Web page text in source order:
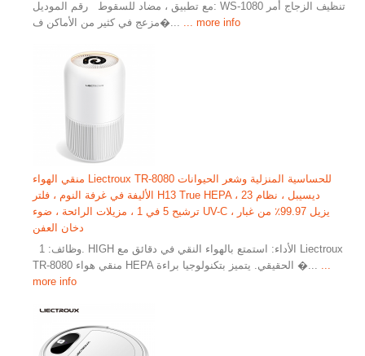
مع تطبيق ، مضاد للسقوط رقم الموديل: WS-1080 تنظيف الزجاج أمر
مزعج في كثير من الأماكن ف�...
... more info
منقي الهواء Liectroux TR-8080 للحساسية المنزلية وشعر الحيوانات
الأليفة في غرفة النوم ، فلتر H13 True HEPA ، 23 ديسيبل ، نظام
ترشيح 5 في 1 ، مزيلات الرائحة ، ضوء UV-C ، يزيل 99.97٪ من غبار
دخان العفن
TR-8080 منقي هواء HEPA الحقيقي. يتميز بتكنولوجيا براءة �...
more info